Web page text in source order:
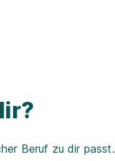
Beruf zu dir passt.